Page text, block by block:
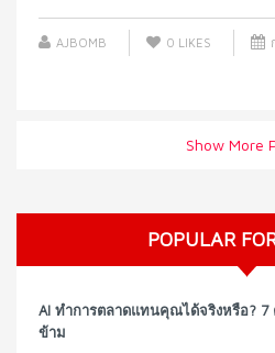
AJBOMB 0 LIKES
Show More
POPULAR
AI ทำการตลาดแทนคุณได้จริงหรือ? 7
ข้าม